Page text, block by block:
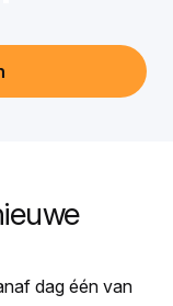
dag één van